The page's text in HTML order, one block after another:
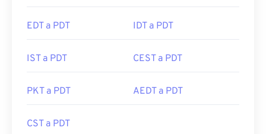
EDT a PDT IDT a PDT
IST a PDT CEST a PDT
PKT a PDT AEDT a PDT
CST a PDT